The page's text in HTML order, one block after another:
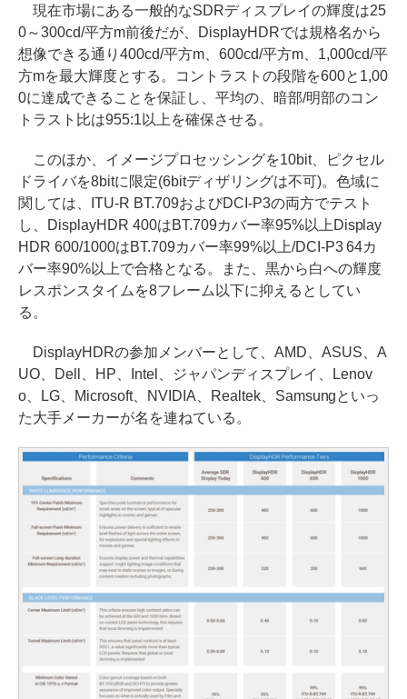
現在市場にある一般的なSDRディスプレイの輝度は25
0～300cd/平方m前後だが、DisplayHDRでは規格名から
想像できる通り400cd/平方m、600cd/平方m、1,000cd/平
方mを最大輝度とする。コントラストの段階を600と1,00
0に達成できることを保証し、平均の、暗部/明部のコン
トラスト比は955:1以上を確保させる。
このほか、イメージプロセッシングを10bit、ピクセル
ドライバを8bitに限定(6bitディザリングは不可)。色域に
関しては、ITU-R BT.709およびDCI-P3の両方でテスト
し、DisplayHDR 400はBT.709カバー率95%以上Display
HDR 600/1000はBT.709カバー率99%以上/DCI-P3 64カ
バー率90%以上で合格となる。また、黒から白への輝度
レスポンスタイムを8フレーム以下に抑えるとしてい
る。
DisplayHDRの参加メンバーとして、AMD、ASUS、A
UO、Dell、HP、Intel、ジャパンディスプレイ、Lenov
o、LG、Microsoft、NVIDIA、Realtek、Samsungといっ
た大手メーカーが名を連ねている。